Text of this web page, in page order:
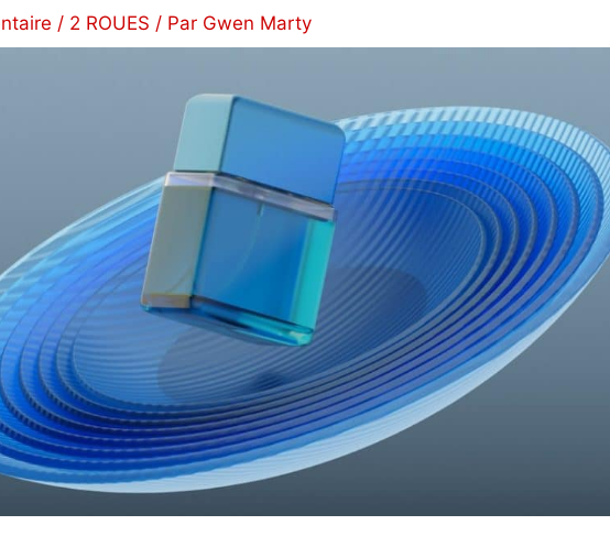
/ 2 ROUES / Par Gwen Marty